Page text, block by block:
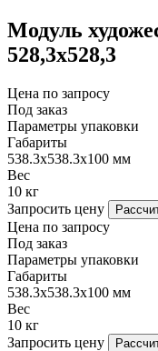
Модуль
528,3х528,3
Цена по запросу
Под заказ
Параметры упаковки
Габариты
538.3х538.3х100 мм
Вес
10 кг
Запросить цену
Цена по запросу
Под заказ
Параметры упаковки
Габариты
538.3х538.3х100 мм
Вес
10 кг
Запросить цену